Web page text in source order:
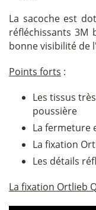
La sacoche est
réfléchissants 3M
bonne visibilité de
Points forts :
Les tissus
poussière
La fermeture
La fixation
Les détails
La fixation Ortlieb